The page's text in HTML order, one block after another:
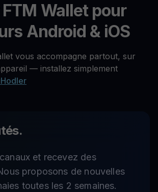
Wallet pour
Android & iOS
vous accompagne partout, sur
— installez simplement
et recevez des
proposons de nouvelles
toutes les 2 semaines.